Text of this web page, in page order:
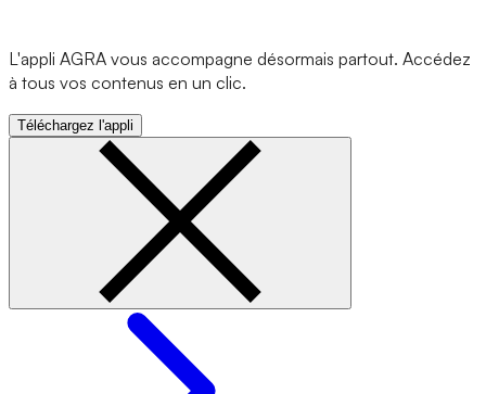
L'appli AGRA vous accompagne désormais partout. Accédez
à tous vos contenus en un clic.
Téléchargez l'appli